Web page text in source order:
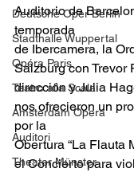
Deutsche Oper Berlin
Stadthalle Wuppertal
Opéra Paris
Teatro alla Scala
Amsterdam Opera
Auditori
Theater Münster
Auditorio de
temporada
de Ibercamera, la
Salzburg con Trevor
dirección y Julia
nos ofrecieron un
por la
Obertura “La Flauta
el Concierto para